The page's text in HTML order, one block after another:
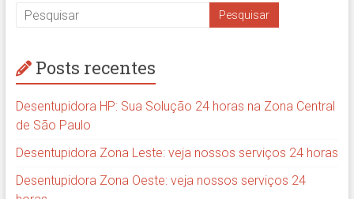
Posts recentes
Desentupidora HP: Sua Solução 24 horas na Zona Central
de São Paulo
Desentupidora Zona Leste: veja nossos serviços 24 horas
Desentupidora Zona Oeste: veja nossos serviços 24